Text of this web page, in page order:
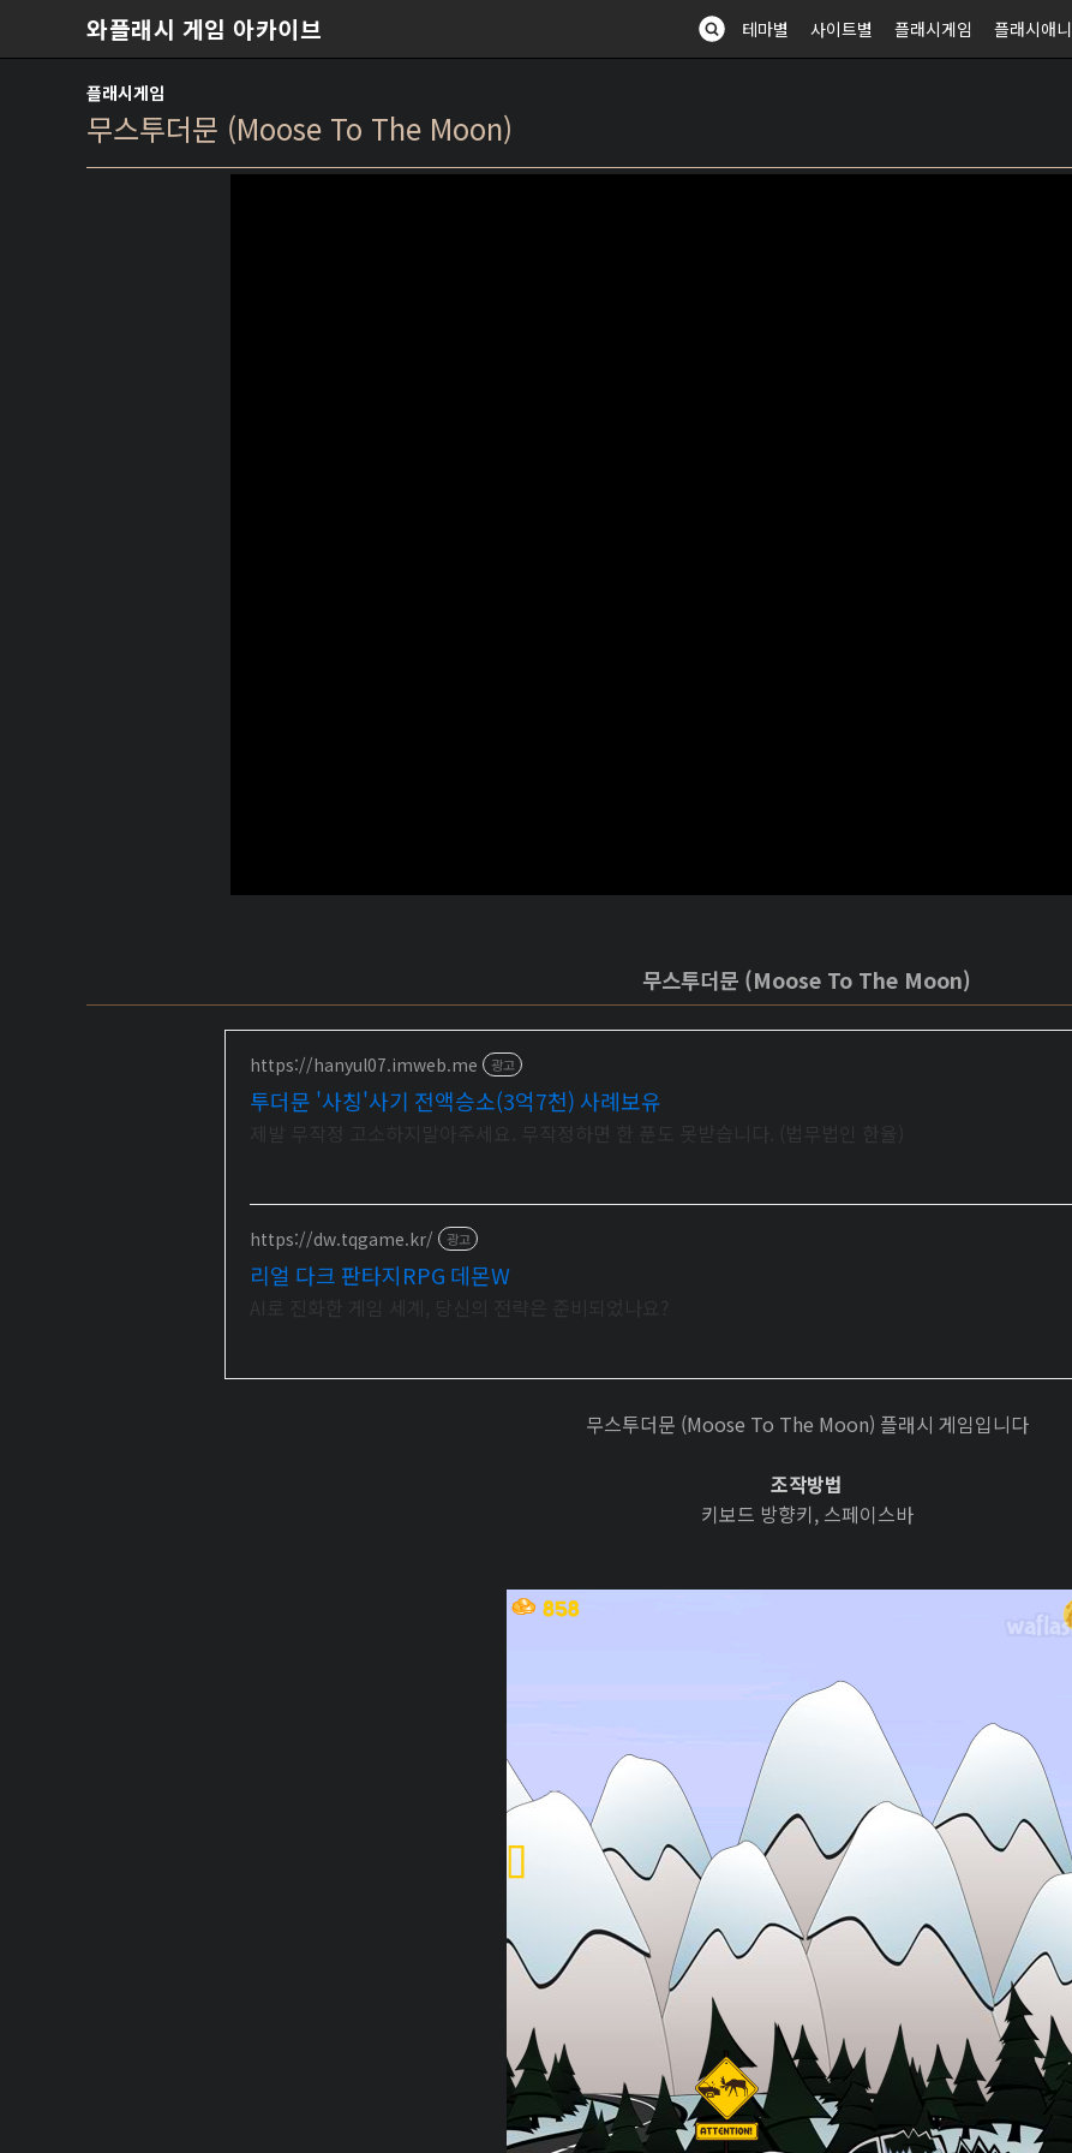
와플래시 게임 아카이브 테마별 사이트별 플래시게임 플래시애니
플래시게임
무스투더문 (Moose To The Moon)
무스투더문 (Moose To The Moon)
https://hanyul07.imweb.me 광고
투더문 '사칭'사기 전액승소(3억7천) 사례보유
https://dw.tqgame.kr/ 광고
리얼 다크 판타지RPG 데몬W
무스투더문 (Moose To The Moon) 플래시 게임입니다
조작방법
키보드 방향키, 스페이스바